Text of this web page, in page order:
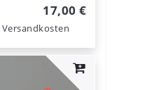
17,00 €
Versandkosten